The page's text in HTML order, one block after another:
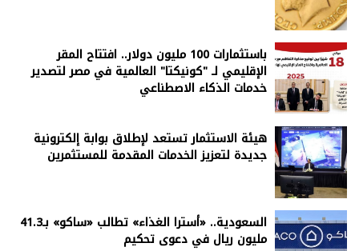
باستثمارات 100 مليون دولار.. افتتاح المقر
الإقليمي لـ "كونيكتا" العالمية في مصر لتصدير
خدمات الذكاء الاصطناعي
هيئة الاستثمار تستعد لإطلاق بوابة إلكترونية
جديدة لتعزيز الخدمات المقدمة للمستثمرين
السعودية.. «أسترا الغذاء» تطالب «ساكو» بـ41.3
مليون ريال في دعوى تحكيم